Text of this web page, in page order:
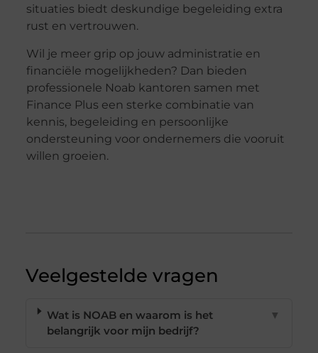
situaties biedt deskundige begeleiding extra
rust en vertrouwen.
Wil je meer grip op jouw administratie en
financiële mogelijkheden? Dan bieden
professionele Noab kantoren samen met
Finance Plus een sterke combinatie van
kennis, begeleiding en persoonlijke
ondersteuning voor ondernemers die vooruit
willen groeien.
Veelgestelde vragen
Wat is NOAB en waarom is het
belangrijk voor mijn bedrijf?
▼